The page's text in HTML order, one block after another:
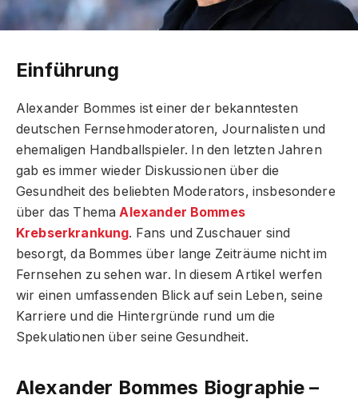
Einführung
Alexander Bommes ist einer der bekanntesten
deutschen Fernsehmoderatoren, Journalisten und
ehemaligen Handballspieler. In den letzten Jahren
gab es immer wieder Diskussionen über die
Gesundheit des beliebten Moderators, insbesondere
über das Thema Alexander Bommes
Krebserkrankung. Fans und Zuschauer sind
besorgt, da Bommes über lange Zeiträume nicht im
Fernsehen zu sehen war. In diesem Artikel werfen
wir einen umfassenden Blick auf sein Leben, seine
Karriere und die Hintergründe rund um die
Spekulationen über seine Gesundheit.
Alexander Bommes Biographie –